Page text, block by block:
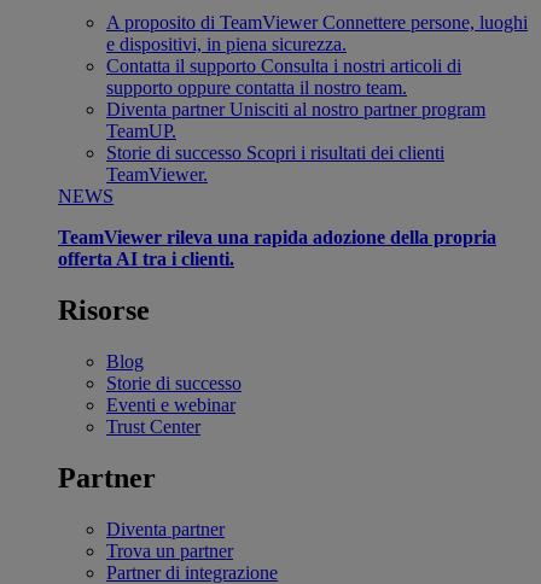
A proposito di TeamViewer Connettere persone, luoghi
e dispositivi, in piena sicurezza.
Contatta il supporto Consulta i nostri articoli di
supporto oppure contatta il nostro team.
Diventa partner Unisciti al nostro partner program
TeamUP.
Storie di successo Scopri i risultati dei clienti
TeamViewer.
NEWS
TeamViewer rileva una rapida adozione della propria
offerta AI tra i clienti.
Risorse
Blog
Storie di successo
Eventi e webinar
Trust Center
Partner
Diventa partner
Trova un partner
Partner di integrazione